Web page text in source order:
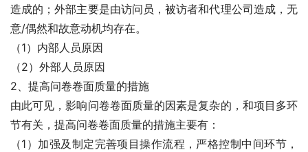
造成的；外部主要是由访问员，被访者和代理公司造成，无
意/偶然和故意动机均存在。
（1）内部人员原因
（2）外部人员原因
2、提高问卷卷面质量的措施
由此可见，影响问卷卷面质量的因素是复杂的，和项目多环
节有关，提高问卷卷面质量的措施主要有：
（1）加强及制定完善项目操作流程，严格控制中间环节，